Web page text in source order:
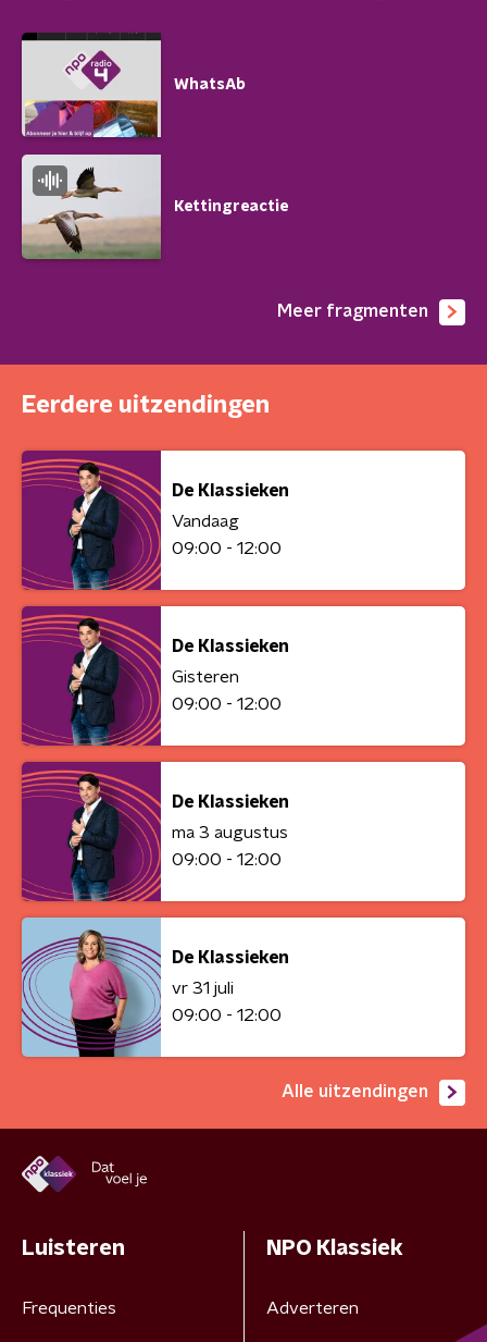
WhatsAb
Kettingreactie
Meer fragmenten
Eerdere uitzendingen
De Klassieken
Vandaag
09:00 - 12:00
De Klassieken
Gisteren
09:00 - 12:00
De Klassieken
ma 3 augustus
09:00 - 12:00
De Klassieken
vr 31 juli
09:00 - 12:00
Alle uitzendingen
Luisteren
Frequenties
NPO Klassiek
Adverteren